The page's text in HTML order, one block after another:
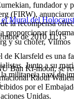
fundador y
(FIRW),
la recompensa
proporcionar
y su chofer, Vilmos
Ban Ki-moon, se
Raoul
por el
Unidas.
Mural del
de 2010 11:15
de Klarsfeld es una
Junto a su
militancia nazi de